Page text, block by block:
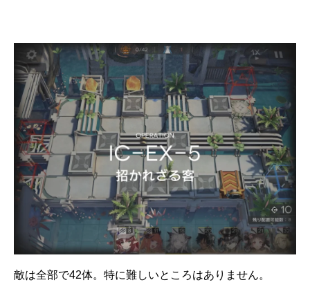
敵は全部で42体。特に難しいところはありません。